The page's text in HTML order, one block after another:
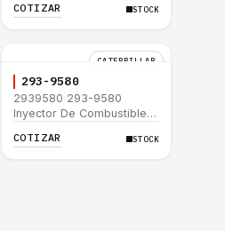
3512B 3516B 3516C 854G
COTIZAR STOCK
CATERPILLAR
293-9580
2939580 293-9580
Inyector De Combustible
953D
COTIZAR STOCK